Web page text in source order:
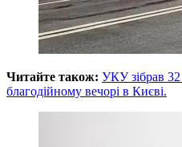
Читайте також: УКУ зібрав
благодійному вечорі в Києві.